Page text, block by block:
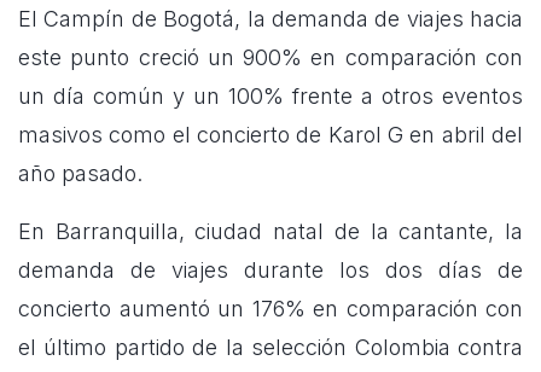
El Campín de Bogotá, la demanda de viajes hacia
este punto creció un 900% en comparación con
un día común y un 100% frente a otros eventos
masivos como el concierto de Karol G en abril del
año pasado.
En Barranquilla, ciudad natal de la cantante, la
demanda de viajes durante los dos días de
concierto aumentó un 176% en comparación con
el último partido de la selección Colombia contra